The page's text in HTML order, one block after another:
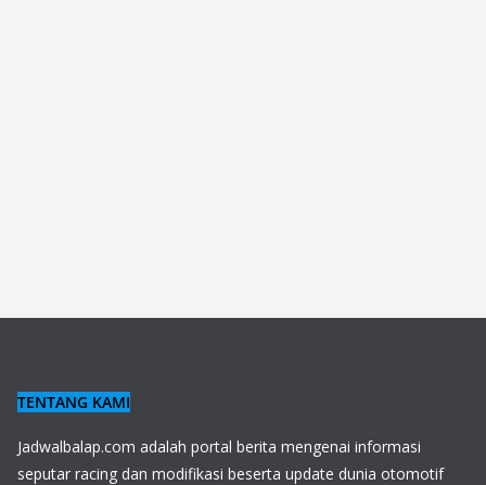
TENTANG KAMI
Jadwalbalap.com adalah portal berita mengenai informasi
seputar racing dan modifikasi beserta update dunia otomotif